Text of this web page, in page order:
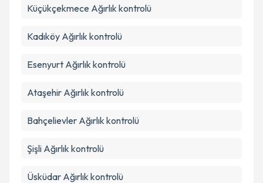
Küçükçekmece Ağırlık kontrolü
Kadıköy Ağırlık kontrolü
Esenyurt Ağırlık kontrolü
Ataşehir Ağırlık kontrolü
Bahçelievler Ağırlık kontrolü
Şişli Ağırlık kontrolü
Üsküdar Ağırlık kontrolü